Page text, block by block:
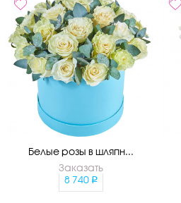
Белые розы в шляпн...
Заказать
8 740